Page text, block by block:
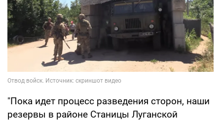
"Пока идет процесс разведения сторон, наши
резервы в районе Станицы Луганской